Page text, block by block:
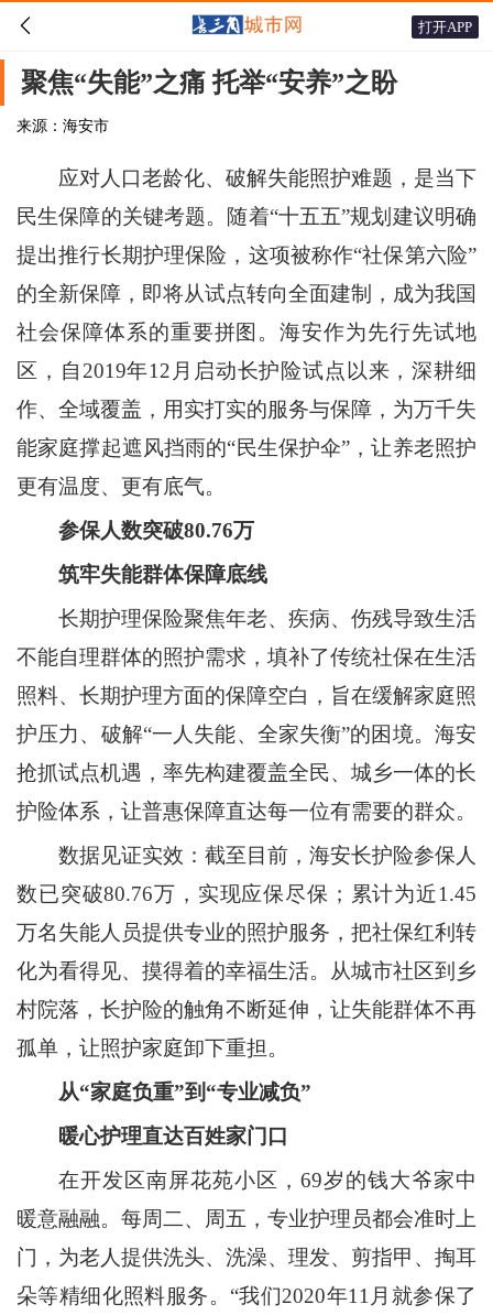
 打开APP
聚焦“失能”之痛 托举“安养”之盼
来源：海安市
应对人口老龄化、破解失能照护难题，是当下
民生保障的关键考题。随着“十五五”规划建议明确
提出推行长期护理保险，这项被称作“社保第六险”
的全新保障，即将从试点转向全面建制，成为我国
社会保障体系的重要拼图。海安作为先行先试地
区，自2019年12月启动长护险试点以来，深耕细
作、全域覆盖，用实打实的服务与保障，为万千失
能家庭撑起遮风挡雨的“民生保护伞”，让养老照护
更有温度、更有底气。
参保人数突破80.76万
筑牢失能群体保障底线
长期护理保险聚焦年老、疾病、伤残导致生活
不能自理群体的照护需求，填补了传统社保在生活
照料、长期护理方面的保障空白，旨在缓解家庭照
护压力、破解“一人失能、全家失衡”的困境。海安
抢抓试点机遇，率先构建覆盖全民、城乡一体的长
护险体系，让普惠保障直达每一位有需要的群众。
数据见证实效：截至目前，海安长护险参保人
数已突破80.76万，实现应保尽保；累计为近1.45
万名失能人员提供专业的照护服务，把社保红利转
化为看得见、摸得着的幸福生活。从城市社区到乡
村院落，长护险的触角不断延伸，让失能群体不再
孤单，让照护家庭卸下重担。
从“家庭负重”到“专业减负”
暖心护理直达百姓家门口
在开发区南屏花苑小区，69岁的钱大爷家中
暖意融融。每周二、周五，专业护理员都会准时上
门，为老人提供洗头、洗澡、理发、剪指甲、掏耳
朵等精细化照料服务。“我们2020年11月就参保了